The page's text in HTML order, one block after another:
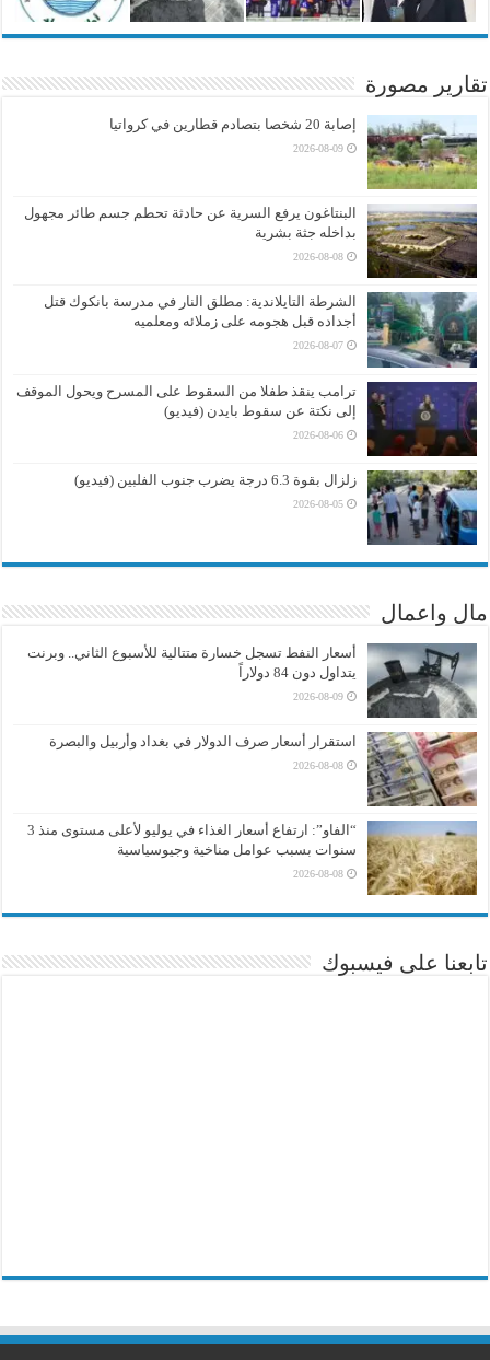
تقارير مصورة
إصابة 20 شخصا بتصادم قطارين في كرواتيا
2026-08-09
البنتاغون يرفع السرية عن حادثة تحطم جسم طائر مجهول
بداخله جثة بشرية
2026-08-08
الشرطة التايلاندية: مطلق النار في مدرسة بانكوك قتل
أجداده قبل هجومه على زملائه ومعلميه
2026-08-07
ترامب ينقذ طفلا من السقوط على المسرح ويحول الموقف
إلى نكتة عن سقوط بايدن (فيديو)
2026-08-06
زلزال بقوة 6.3 درجة يضرب جنوب الفلبين (فيديو)
2026-08-05
مال واعمال
أسعار النفط تسجل خسارة متتالية للأسبوع الثاني.. وبرنت
يتداول دون 84 دولاراً
2026-08-09
استقرار أسعار صرف الدولار في بغداد وأربيل والبصرة
2026-08-08
“الفاو”: ارتفاع أسعار الغذاء في يوليو لأعلى مستوى منذ 3
سنوات بسبب عوامل مناخية وجيوسياسية
2026-08-08
تابعنا على فيسبوك